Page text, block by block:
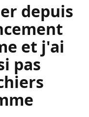
depuis
et j'ai
pas